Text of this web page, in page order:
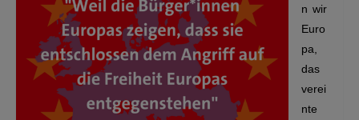
n wir
Euro
pa,
das
verei
nte